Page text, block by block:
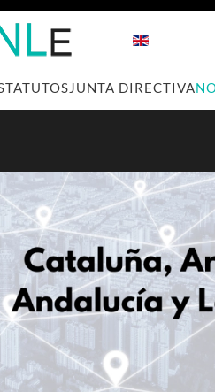
JUNTA DIRECTIVA